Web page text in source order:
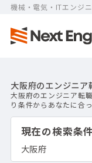
機械・電気・ITエンジ
大阪府のエンジニア
大阪府のエンジニア転
り条件からあなたに合
現在の検索条
大阪府